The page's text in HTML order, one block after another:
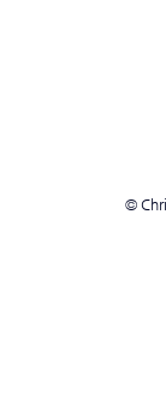
©